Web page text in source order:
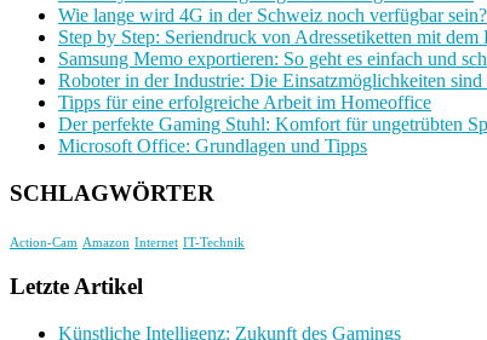
Wie lange wird 4G in der Schweiz noch verfügbar sein?
Step by Step: Seriendruck von Adressetiketten mit
Samsung Memo exportieren: So geht es einfach und
Roboter in der Industrie: Die Einsatzmöglichkeiten
Tipps für eine erfolgreiche Arbeit im Homeoffice
Der perfekte Gaming Stuhl: Komfort für ungetrübten
Microsoft Office: Grundlagen und Tipps
SCHLAGWÖRTER
Action-Cam Amazon Internet IT-Technik
Letzte Artikel
Künstliche Intelligenz: Zukunft des Gamings